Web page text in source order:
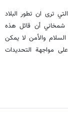
ترى ان تطور البلاد
شمخاني أن قائل هذه
والأمن لا يمكن
مواجهة التحديدات